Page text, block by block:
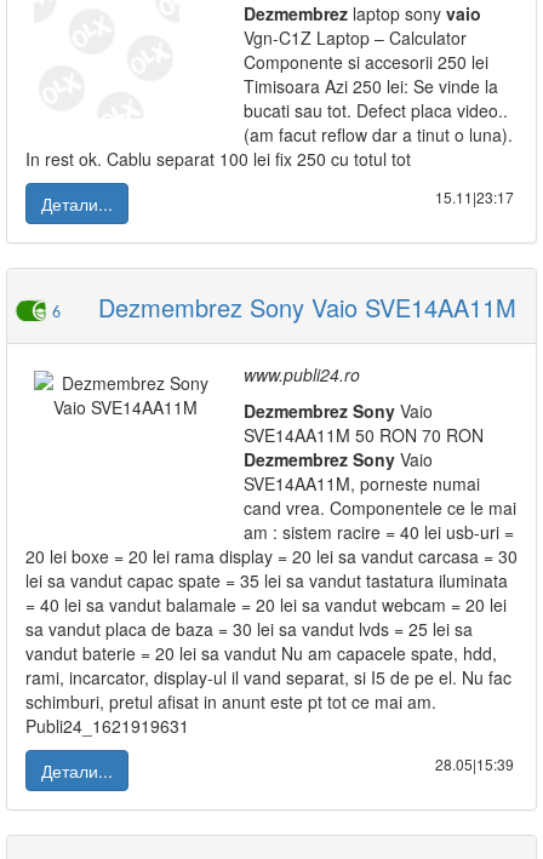
Dezmembrez laptop sony vaio
Vgn-C1Z Laptop – Calculator
Componente si accesorii 250 lei
Timisoara Azi 250 lei: Se vinde la
bucati sau tot. Defect placa video..
(am facut reflow dar a tinut o luna).
In rest ok. Cablu separat 100 lei fix 250 cu totul tot
Детали...
15.11|23:17
6 Dezmembrez Sony Vaio SVE14AA11M
www.publi24.ro
Dezmembrez Sony Vaio
SVE14AA11M 50 RON 70 RON
Dezmembrez Sony Vaio
SVE14AA11M, porneste numai
cand vrea. Componentele ce le mai
am : sistem racire = 40 lei usb-uri =
20 lei boxe = 20 lei rama display = 20 lei sa vandut carcasa = 30
lei sa vandut capac spate = 35 lei sa vandut tastatura iluminata
= 40 lei sa vandut balamale = 20 lei sa vandut webcam = 20 lei
sa vandut placa de baza = 30 lei sa vandut lvds = 25 lei sa
vandut baterie = 20 lei sa vandut Nu am capacele spate, hdd,
rami, incarcator, display-ul il vand separat, si I5 de pe el. Nu fac
schimburi, pretul afisat in anunt este pt tot ce mai am.
Publi24_1621919631
Детали...
28.05|15:39